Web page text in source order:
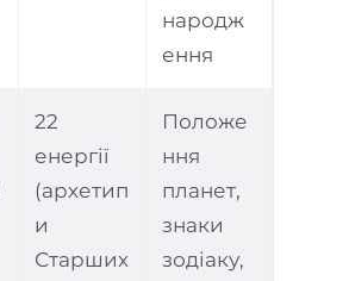
народж
ення
22
енергії
(архетип
и
Старших
Положе
ння
планет,
знаки
зодіаку,